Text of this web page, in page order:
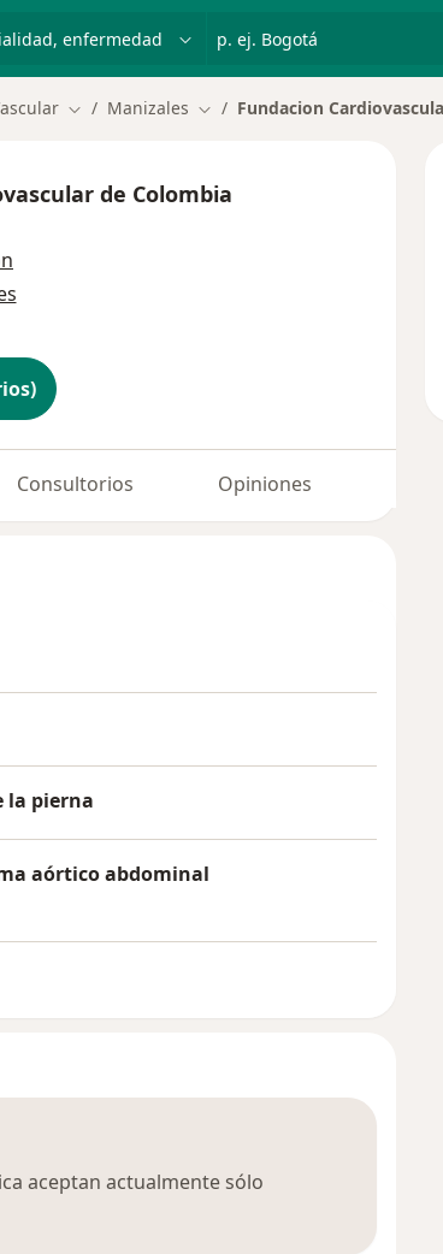
p. ej. Bogotá
Cambiar de ciudad
Manizales Cambiar de ciudad
Fundacion
de Colombia
Consultorios Opiniones
la pierna
aórtico abdominal
aceptan actualmente sólo